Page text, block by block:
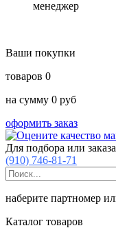
менеджер
Ваши покупки
товаров 0
на сумму 0 руб
оформить заказ
Для подбора или
(910) 746-81-71
наберите партномер
Каталог товаров